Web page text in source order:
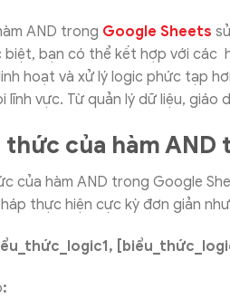
AND trong Google Sheets
bạn có thể kết hợp với các
hoạt và xử lý logic phức tạp
lĩnh vực. Từ quản lý dữ liệu, giáo
thức của hàm AND
của hàm AND trong Google
thực hiện cực kỳ đơn giản
: